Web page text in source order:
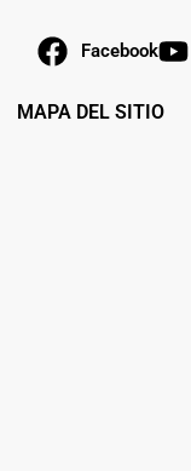
Facebook
MAPA DEL SITIO